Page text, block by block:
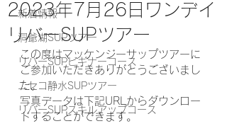
新着情報
洞爺湖SUPツアー
リバーSUPビギナーコース
ニセコ静水SUPツアー
リバーSUPスキルアップコース
2023年7月26日ワンデイ
リバーSUPツアー
この度はマッケンジーサップツアーに
ご参加いただきありがとうございまし
た。
写真データは下記URLからダウンロー
ドすることができます。